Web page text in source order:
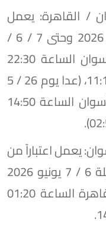
أسوان / القاهرة: يعمل
يومياً خلال الفترة من 22 / 5 / 2026 وحتى 7 / 6 /
2026، حيث يقوم من محطة أسوان الساعة 22:30
ويصل محطة القاهرة الساعة 11:15، (عدا يوم 26 / 5
/ 2026 حيث يقوم من محطة أسوان الساعة 14:50
أسوان: يعمل اعتباراً من
ليلة 21 / 22 مايو 2026 حتى ليلة 6 / 7 يونيو 2026
فقط، حيث يقوم من محطة القاهرة الساعة 01:20